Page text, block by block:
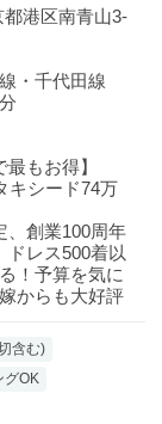
港区南青山3-
・千代田線
もお得】
キシード74万
、創業100周年
ドレス500着以
！予算を気に
からも大好評
含む)
グOK